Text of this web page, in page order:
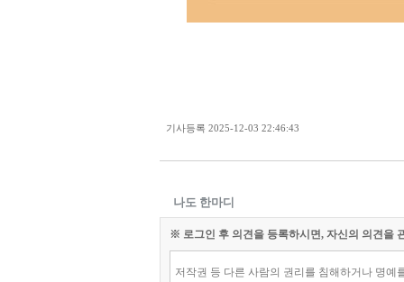
기사등록 2025-12-03 22:46:43
나도 한마디
※ 로그인 후 의견을 등록하시면, 자신의 의견을